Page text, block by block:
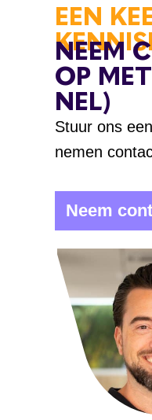
EEN
NEEM
OP
NEL)
Stuur ons
nemen
Neem